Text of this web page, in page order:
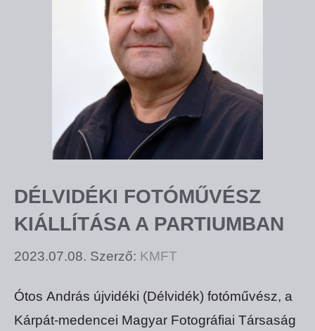
DÉLVIDÉKI FOTÓMŰVÉSZ
KIÁLLÍTÁSA A PARTIUMBAN
2023.07.08. Szerző: KMFT
Ótos András újvidéki (Délvidék) fotóművész, a
Kárpát-medencei Magyar Fotográfiai Társaság